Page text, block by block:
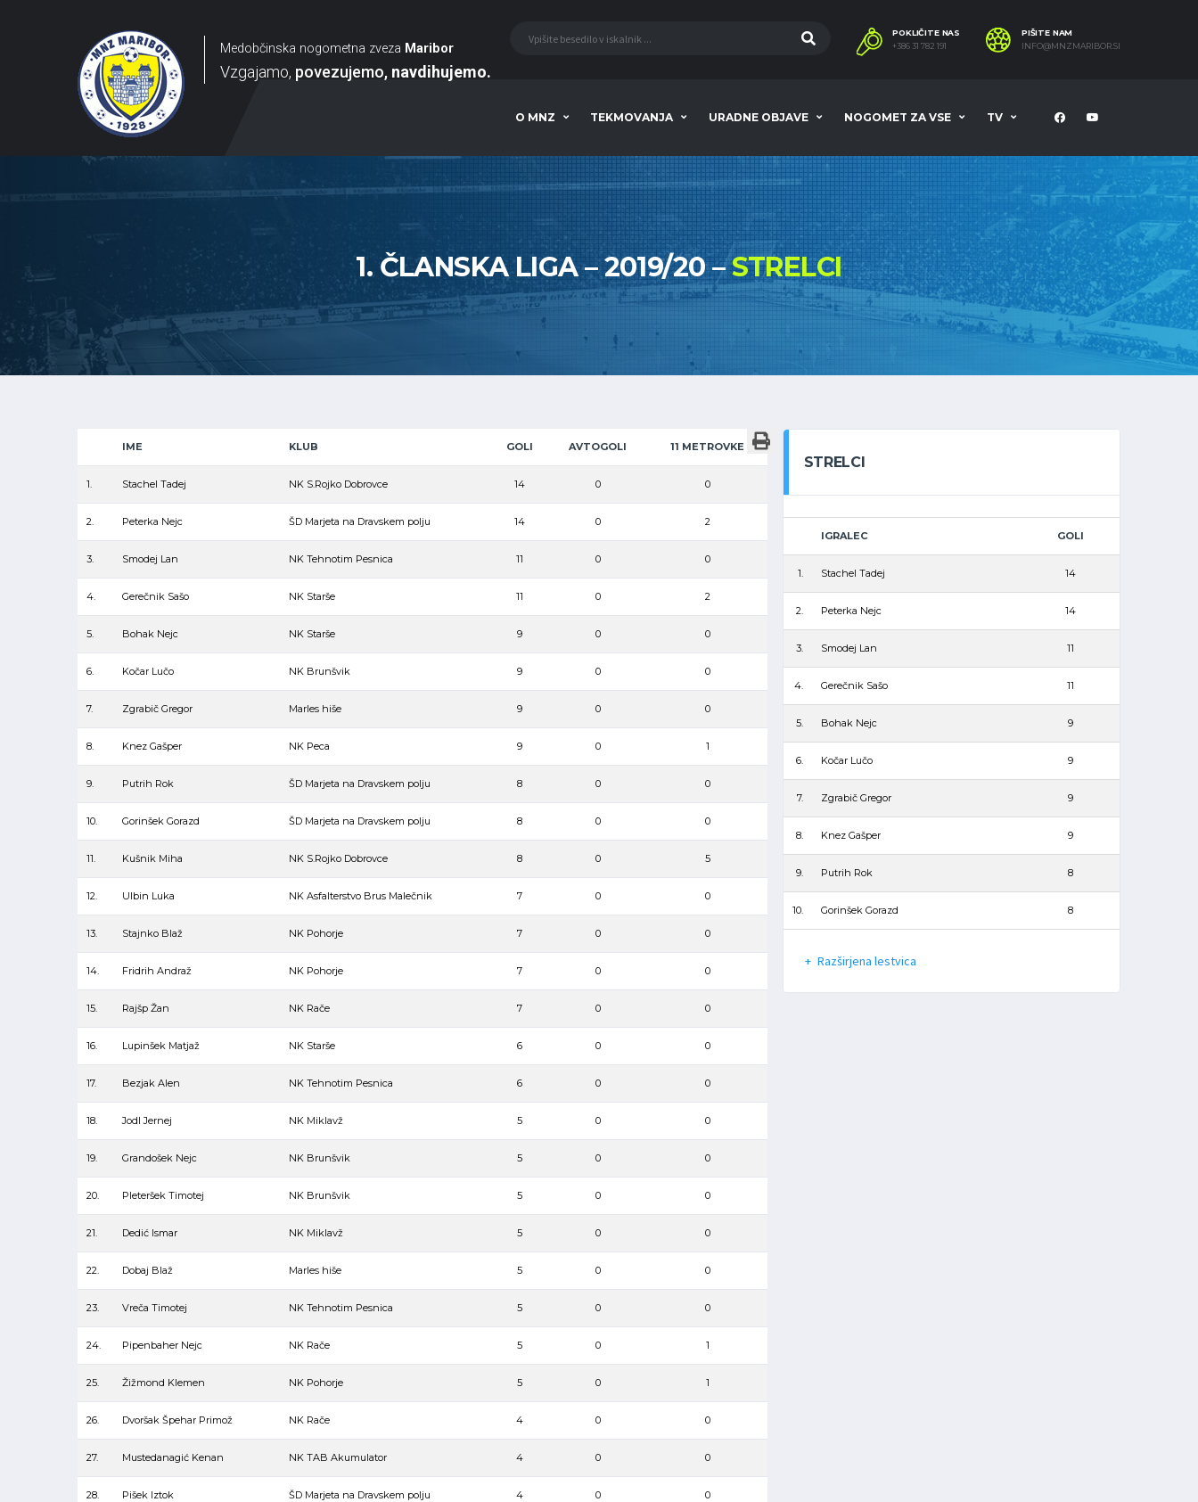
POKLIČITE NAS
+386 31 782 191
PIŠITE NAM
INFO@MNZMARIBOR.SI
Medobčinska nogometna zveza Maribor
Vzgajamo povezujemo navdihujemo
O MNZ TEKMOVANJA URADNE OBJAVE NOGOMET ZA VSE TV
1. ČLANSKA LIGA – 2019/20 –STRELCI
IME KLUB GOLI AVTOGOLI 11 METROVKE
1. Stachel Tadej NK S.Rojko Dobrovce 14 0 0
2. Peterka Nejc ŠD Marjeta na Dravskem polju 14 0 2
3. Smodej Lan NK Tehnotim Pesnica 11 0 0
4. Gerečnik Sašo NK Starše 11 0 2
5. Bohak Nejc NK Starše 9 0 0
6. Kočar Lučo NK Brunšvik 9 0 0
7. Zgrabič Gregor Marles hiše 9 0 0
8. Knez Gašper NK Peca 9 0 1
9. Putrih Rok ŠD Marjeta na Dravskem polju 8 0 0
10. Gorinšek Gorazd ŠD Marjeta na Dravskem polju 8 0 0
11. Kušnik Miha NK S.Rojko Dobrovce 8 0 5
12. Ulbin Luka NK Asfalterstvo Brus Malečnik 7 0 0
13. Stajnko Blaž NK Pohorje 7 0 0
14. Fridrih Andraž NK Pohorje 7 0 0
15. Rajšp Žan NK Rače 7 0 0
16. Lupinšek Matjaž NK Starše 6 0 0
17. Bezjak Alen NK Tehnotim Pesnica 6 0 0
18. Jodl Jernej NK Miklavž 5 0 0
19. Grandošek Nejc NK Brunšvik 5 0 0
20. Pleteršek Timotej NK Brunšvik 5 0 0
21. Dedić Ismar NK Miklavž 5 0 0
22. Dobaj Blaž Marles hiše 5 0 0
23. Vreča Timotej NK Tehnotim Pesnica 5 0 0
24. Pipenbaher Nejc NK Rače 5 0 1
25. Žižmond Klemen NK Pohorje 5 0 1
26. Dvoršak Špehar Primož NK Rače 4 0 0
27. Mustedanagić Kenan NK TAB Akumulator 4 0 0
28. Pišek Iztok ŠD Marjeta na Dravskem polju 4 0 0
STRELCI
IGRALEC GOLI
1. Stachel Tadej 14
2. Peterka Nejc 14
3. Smodej Lan 11
4. Gerečnik Sašo 11
5. Bohak Nejc 9
6. Kočar Lučo 9
7. Zgrabič Gregor 9
8. Knez Gašper 9
9. Putrih Rok 8
10. Gorinšek Gorazd 8
Razširjena lestvica